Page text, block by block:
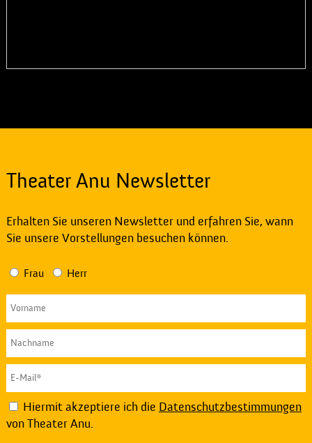
Theater Anu Newsletter
Erhalten Sie unseren Newsletter und erfahren Sie, wann
Sie unsere Vorstellungen besuchen können.
Frau Herr
Hiermit akzeptiere ich die Datenschutzbestimmungen
von Theater Anu.